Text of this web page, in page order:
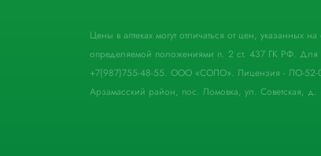
Цены в аптеках могут отличаться от цен,
определяемой положениями п. 2 ст. 437 ГК РФ. Для
+7(987)755-48-55. ООО «СОЛО». Лицензия - ЛО-52-
Арзамасский район, пос. Ломовка, ул. Советская,